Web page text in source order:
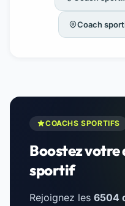
Coach
COACHS SPORTIFS
Boostez votre
sportif
Rejoignez les 6504